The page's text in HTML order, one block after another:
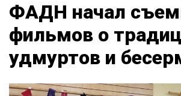
ФАДН начал
фильмов о
удмуртов и